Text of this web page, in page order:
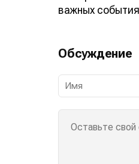
важных
Обсуждение